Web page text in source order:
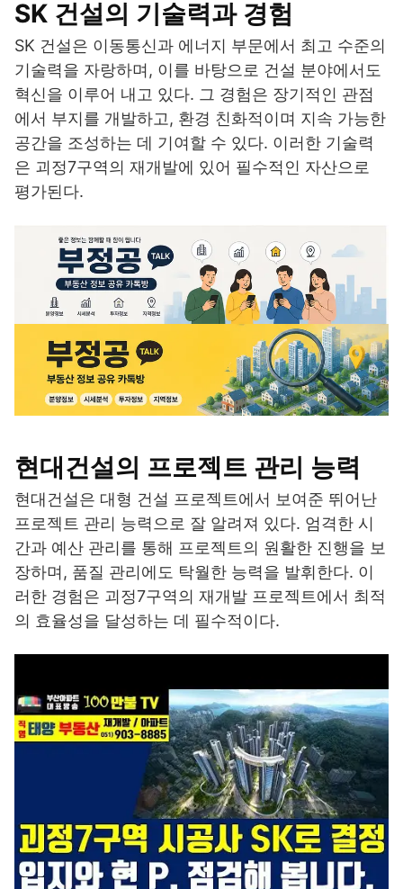
SK 건설의 기술력과 경험
SK 건설은 이동통신과 에너지 부문에서 최고 수준의
기술력을 자랑하며, 이를 바탕으로 건설 분야에서도
혁신을 이루어 내고 있다. 그 경험은 장기적인 관점
에서 부지를 개발하고, 환경 친화적이며 지속 가능한
공간을 조성하는 데 기여할 수 있다. 이러한 기술력
은 괴정7구역의 재개발에 있어 필수적인 자산으로
평가된다.
현대건설의 프로젝트 관리 능력
현대건설은 대형 건설 프로젝트에서 보여준 뛰어난
프로젝트 관리 능력으로 잘 알려져 있다. 엄격한 시
간과 예산 관리를 통해 프로젝트의 원활한 진행을 보
장하며, 품질 관리에도 탁월한 능력을 발휘한다. 이
러한 경험은 괴정7구역의 재개발 프로젝트에서 최적
의 효율성을 달성하는 데 필수적이다.